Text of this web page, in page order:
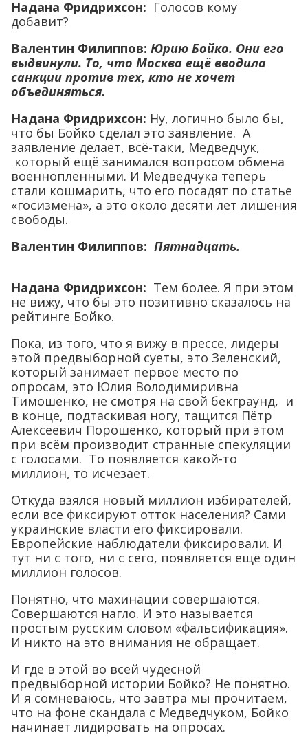
Надана Фридрихсон: Голосов кому
добавит?
Валентин Филиппов: Юрию Бойко. Они его
выдвинули. То, что Москва ещё вводила
санкции против тех, кто не хочет
объединяться.
Надана Фридрихсон: Ну, логично было бы,
что бы Бойко сделал это заявление. А
заявление делает, всё-таки, Медведчук,
который ещё занимался вопросом обмена
военнопленными. И Медведчука теперь
стали кошмарить, что его посадят по статье
«госизмена», а это около десяти лет лишения
свободы.
Валентин Филиппов: Пятнадцать.
Надана Фридрихсон: Тем более. Я при этом
не вижу, что бы это позитивно сказалось на
рейтинге Бойко.
Пока, из того, что я вижу в прессе, лидеры
этой предвыборной суеты, это Зеленский,
который занимает первое место по
опросам, это Юлия Володимиривна
Тимошенко, не смотря на свой бекграунд, и
в конце, подтаскивая ногу, тащится Пётр
Алексеевич Порошенко, который при этом
при всём производит странные спекуляции
с голосами. То появляется какой-то
миллион, то исчезает.
Откуда взялся новый миллион избирателей,
если все фиксируют отток населения? Сами
украинские власти его фиксировали.
Европейские наблюдатели фиксировали. И
тут ни с того, ни с сего, появляется ещё один
миллион голосов.
Понятно, что махинации совершаются.
Совершаются нагло. И это называется
простым русским словом «фальсификация».
И никто на это внимания не обращает.
И где в этой во всей чудесной
предвыборной истории Бойко? Не понятно.
И я сомневаюсь, что завтра мы прочитаем,
что на фоне скандала с Медведчуком, Бойко
начинает лидировать на опросах.